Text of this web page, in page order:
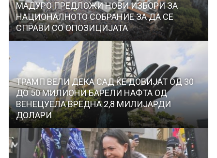
МАДУРО ПРЕДЛОЖИ НОВИ ИЗБОРИ ЗА
НАЦИОНАЛНОТО СОБРАНИЕ ЗА ДА СЕ
СПРАВИ СО ОПОЗИЦИЈАТА
ТРАМП ВЕЛИ ДЕКА САД ЌЕ ДОБИЈАТ ОД 30
ДО 50 МИЛИОНИ БАРЕЛИ НАФТА ОД
ВЕНЕЦУЕЛА ВРЕДНА 2,8 МИЛИЈАРДИ
ДОЛАРИ